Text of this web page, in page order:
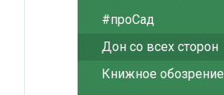
#проСад
Дон со всех сторон
Книжное обозрение